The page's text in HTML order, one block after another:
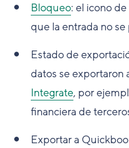
Bloqueo: el icono
que la entrada no
Estado de
datos se exportaron
Integrate, por
financiera de
Exportar a